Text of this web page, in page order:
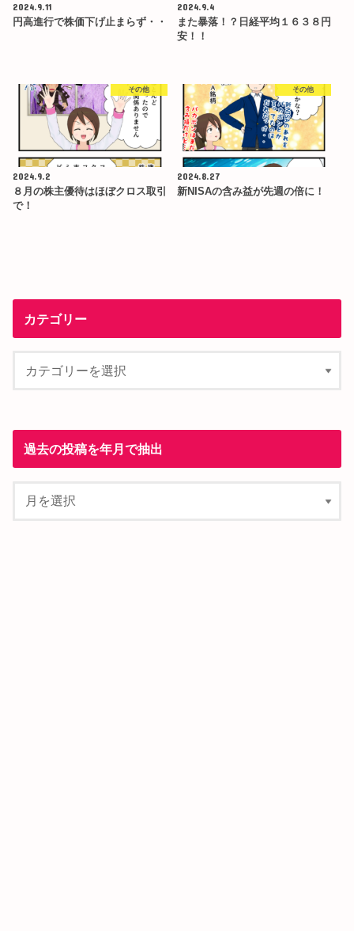
2024.9.11
円高進行で株価下げ止まらず・・
2024.9.4
また暴落！？日経平均１６３８円
安！！
その他
2024.9.2
８月の株主優待はほぼクロス取引
で！
その他
2024.8.27
新NISAの含み益が先週の倍に！
カテゴリー
過去の投稿を年月で抽出